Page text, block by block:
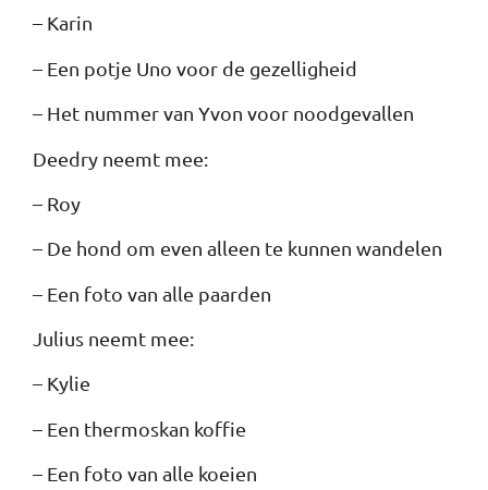
– Karin
– Een potje Uno voor de gezelligheid
– Het nummer van Yvon voor noodgevallen
Deedry neemt mee:
– Roy
– De hond om even alleen te kunnen wandelen
– Een foto van alle paarden
Julius neemt mee:
– Kylie
– Een thermoskan koffie
– Een foto van alle koeien